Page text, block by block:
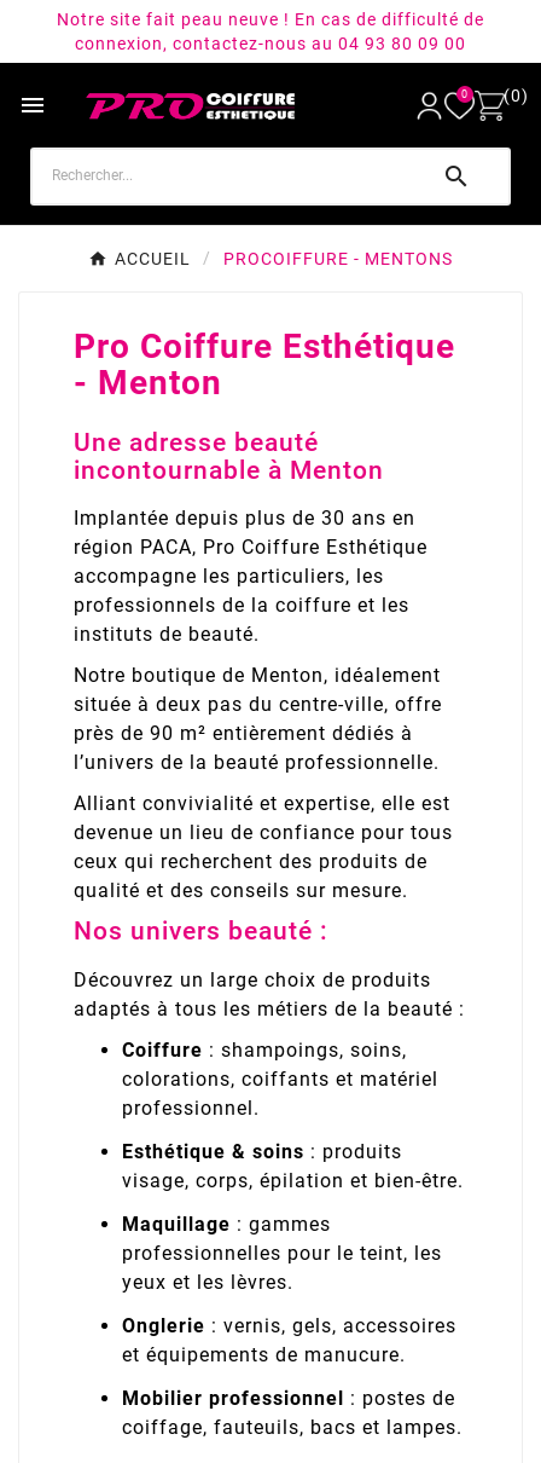
Notre site fait peau neuve ! En cas de difficulté de
connexion, contactez-nous au 04 93 80 09 00
 0 (0)

ACCUEIL PROCOIFFURE - MENTONS
Pro Coiffure Esthétique
- Menton
Une adresse beauté
incontournable à Menton
Implantée depuis plus de 30 ans en
région PACA, Pro Coiffure Esthétique
accompagne les particuliers, les
professionnels de la coiffure et les
instituts de beauté.
Notre boutique de Menton, idéalement
située à deux pas du centre-ville, offre
près de 90 m² entièrement dédiés à
l’univers de la beauté professionnelle.
Alliant convivialité et expertise, elle est
devenue un lieu de confiance pour tous
ceux qui recherchent des produits de
qualité et des conseils sur mesure.
Nos univers beauté :
Découvrez un large choix de produits
adaptés à tous les métiers de la beauté :
Coiffure : shampoings, soins,
colorations, coiffants et matériel
professionnel.
Esthétique & soins : produits
visage, corps, épilation et bien-être.
Maquillage : gammes
professionnelles pour le teint, les
yeux et les lèvres.
Onglerie : vernis, gels, accessoires
et équipements de manucure.
Mobilier professionnel
: postes de
coiffage, fauteuils, bacs et lampes.